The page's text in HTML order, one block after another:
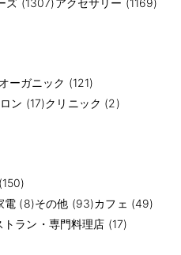
オーガニック (121)
ン (17)クリニック (2)
電 (8)その他 (93)カフェ (49)
トラン・専門料理店 (17)